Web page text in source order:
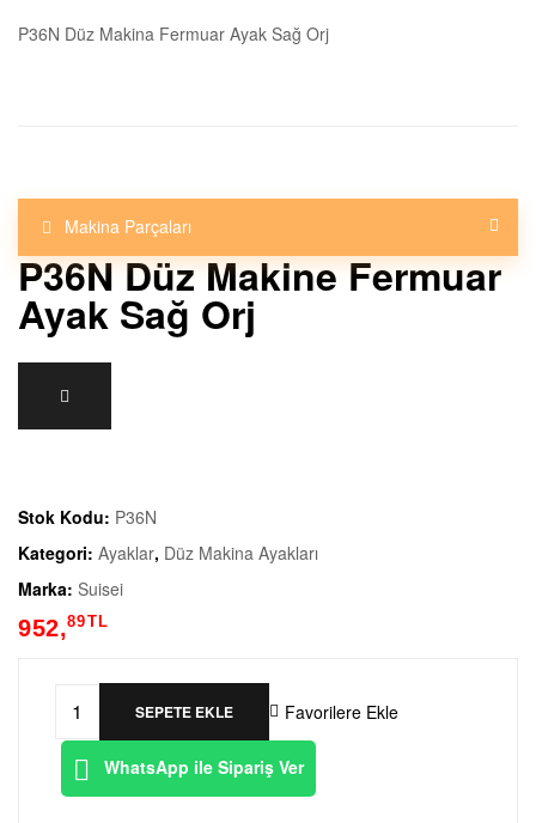
M
a
k
i
n
E
k
m
P36N Düz Makina Fermuar Ayak Sağ Orj
Makina Parçaları
P36N Düz Makine Fermuar
Ayak Sağ Orj
Stok Kodu: P36N
Kategori: Ayaklar, Düz Makina Ayakları
Marka: Suisei
952,89TL
P36N
Düz
Makine
SEPETE EKLE Favorilere Ekle
WhatsApp ile Sipariş Ver